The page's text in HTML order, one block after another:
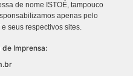
de nome ISTOÉ, tampouco
apenas pelo
e seus respectivos sites.
de Imprensa: